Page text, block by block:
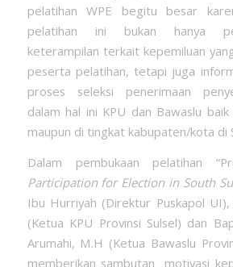
pelatihan WPE begitu besar
pelatihan ini bukan hanya
keterampilan terkait kepemiluan
peserta pelatihan, tetapi juga
proses seleksi penerimaan
dalam hal ini KPU dan Bawaslu
maupun di tingkat kabupaten/kota di
Dalam pembukaan pelatihan
Participation for Election in South
Ibu Hurriyah (Direktur Puskapol
(Ketua KPU Provinsi Sulsel) dan
Arumahi, M.H (Ketua Bawaslu
memberikan sambutan motivasi